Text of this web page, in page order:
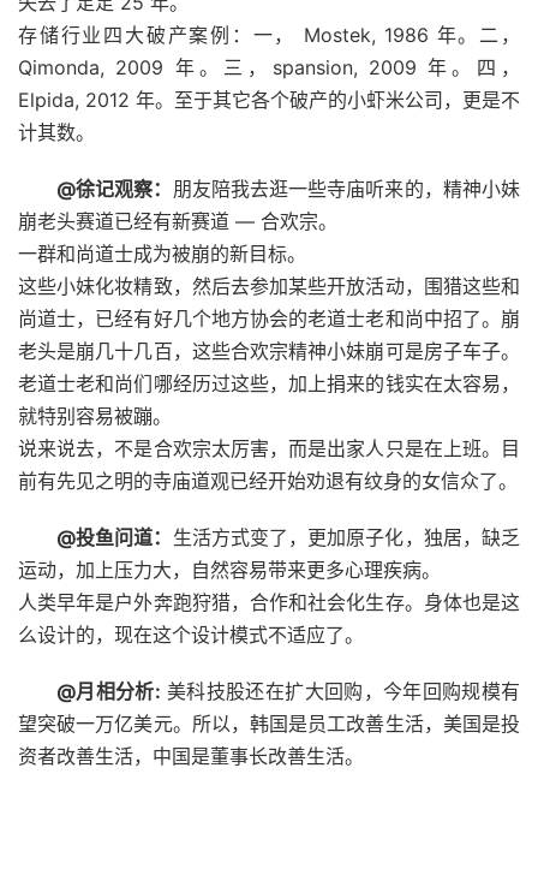
存储行业四大破产案例：一， Mostek, 1986 年。二，
Qimonda, 2009 年。三，spansion, 2009 年。四，
Elpida, 2012 年。至于其它各个破产的小虾米公司，更是不
计其数。
@徐记观察： 朋友陪我去逛一些寺庙听来的，精神小妹
崩老头赛道已经有新赛道 — 合欢宗。
一群和尚道士成为被崩的新目标。
这些小妹化妆精致，然后去参加某些开放活动，围猎这些和
尚道士，已经有好几个地方协会的老道士老和尚中招了。崩
老头是崩几十几百，这些合欢宗精神小妹崩可是房子车子。
老道士老和尚们哪经历过这些，加上捐来的钱实在太容易，
就特别容易被蹦。
说来说去，不是合欢宗太厉害，而是出家人只是在上班。目
前有先见之明的寺庙道观已经开始劝退有纹身的女信众了。
@投鱼问道： 生活方式变了，更加原子化，独居，缺乏
运动，加上压力大，自然容易带来更多心理疾病。
人类早年是户外奔跑狩猎，合作和社会化生存。身体也是这
么设计的，现在这个设计模式不适应了。 ​​​
@月相分析: 美科技股还在扩大回购，今年回购规模有
望突破一万亿美元。所以，韩国是员工改善生活，美国是投
资者改善生活，中国是董事长改善生活。